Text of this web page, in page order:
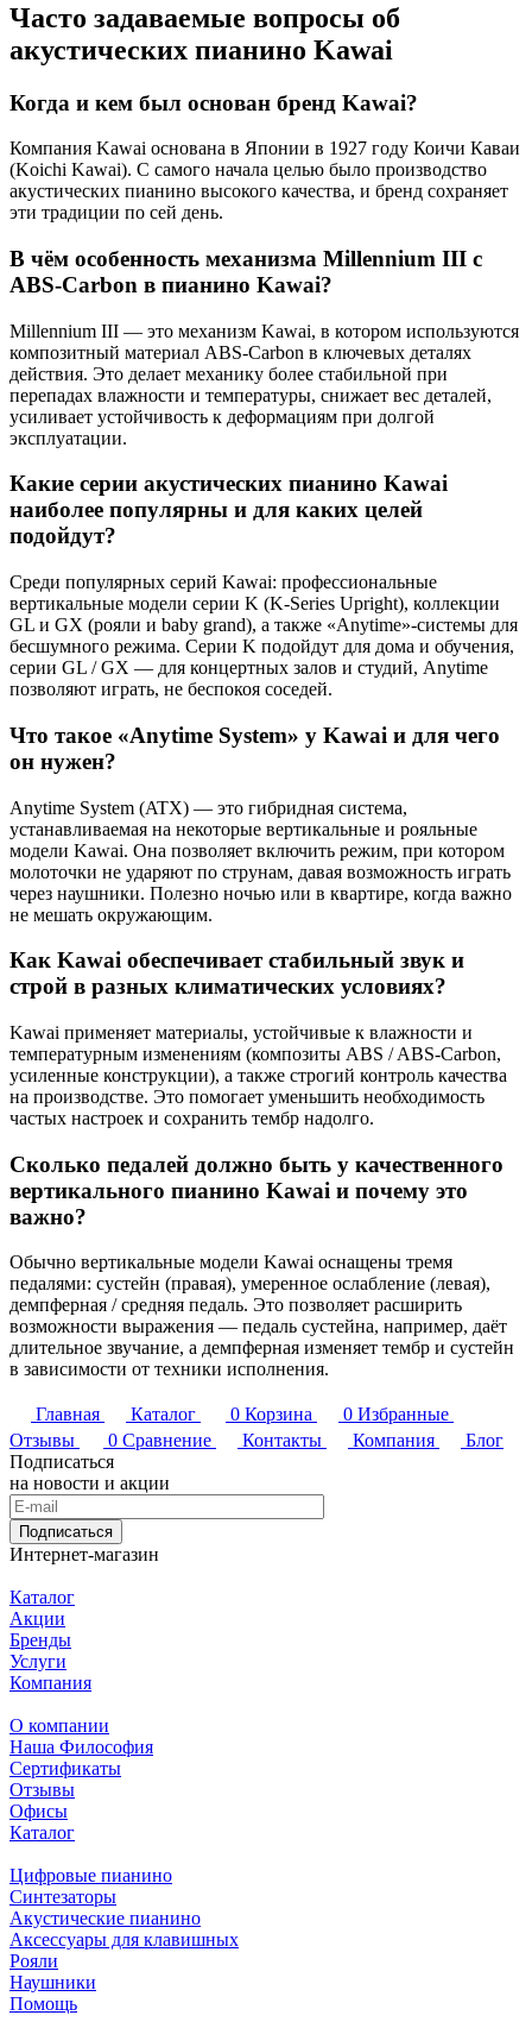
Часто задаваемые вопросы об
акустических пианино Kawai
Когда и кем был основан бренд Kawai?
Компания Kawai основана в Японии в 1927 году Коичи Каваи
(Koichi Kawai). С самого начала целью было производство
акустических пианино высокого качества, и бренд сохраняет
эти традиции по сей день.
В чём особенность механизма Millennium III с
ABS-Carbon в пианино Kawai?
Millennium III — это механизм Kawai, в котором используются
композитный материал ABS-Carbon в ключевых деталях
действия. Это делает механику более стабильной при
перепадах влажности и температуры, снижает вес деталей,
усиливает устойчивость к деформациям при долгой
эксплуатации.
Какие серии акустических пианино Kawai
наиболее популярны и для каких целей
подойдут?
Среди популярных серий Kawai: профессиональные
вертикальные модели серии K (K-Series Upright), коллекции
GL и GX (рояли и baby grand), а также «Anytime»-системы для
бесшумного режима. Серии K подойдут для дома и обучения,
серии GL / GX — для концертных залов и студий, Anytime
позволяют играть, не беспокоя соседей.
Что такое «Anytime System» у Kawai и для чего
он нужен?
Anytime System (ATX) — это гибридная система,
устанавливаемая на некоторые вертикальные и рояльные
модели Kawai. Она позволяет включить режим, при котором
молоточки не ударяют по струнам, давая возможность играть
через наушники. Полезно ночью или в квартире, когда важно
не мешать окружающим.
Как Kawai обеспечивает стабильный звук и
строй в разных климатических условиях?
Kawai применяет материалы, устойчи­вые к влажности и
температурным изменениям (композиты ABS / ABS-Carbon,
усиленные конструкции), а также строгий контроль качества
на производстве. Это помогает уменьшить необходимость
частых настроек и сохранить тембр надолго.
Сколько педалей должно быть у качественного
вертикального пианино Kawai и почему это
важно?
Обычно вертикальные модели Kawai оснащены тремя
педалями: сустейн (правая), умеренное ослабление (левая),
демпферная / средняя педаль. Это позволяет расширить
возможности выражения — педаль сустейна, например, даёт
длительное звучание, а демпферная изменяет тембр и сустейн
в зависимости от техники исполнения.
Главная Каталог 0 Корзина 0 Избранные
Отзывы
0 Сравнение Контакты Компания
Блог
Подписаться
на новости и акции
Подписаться
Интернет-магазин
Каталог
Акции
Бренды
Услуги
Компания
О компании
Наша Философия
Сертификаты
Отзывы
Офисы
Каталог
Цифровые пианино
Синтезаторы
Акустические пианино
Аксессуары для клавишных
Рояли
Наушники
Помощь